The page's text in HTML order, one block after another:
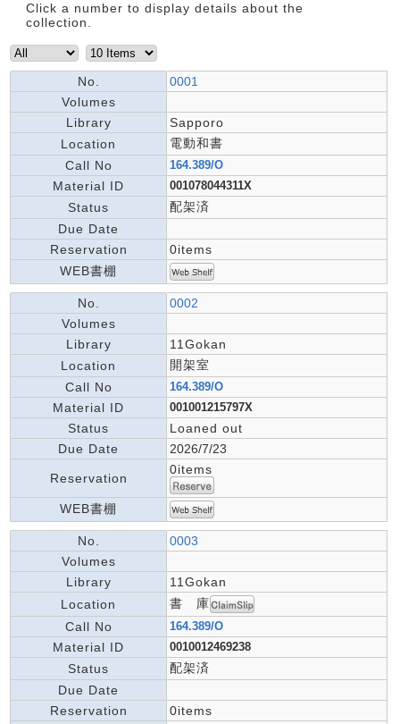
Click a number to display details about the
collection.
No.
0001
Volumes
Library
Sapporo
Location
電動和書
Call No
164.389/O
Material ID 001078044311X
Status
配架済
Due Date
Reservation
0items
WEB書棚
No.
0002
Volumes
Library
11Gokan
Location
開架室
Call No
164.389/O
Material ID 001001215797X
Status
Loaned out
Due Date
2026/7/23
Reservation
0items
WEB書棚
No.
0003
Volumes
Library
11Gokan
Location
書 庫
Call No
164.389/O
Material ID 0010012469238
Status
配架済
Due Date
Reservation
0items